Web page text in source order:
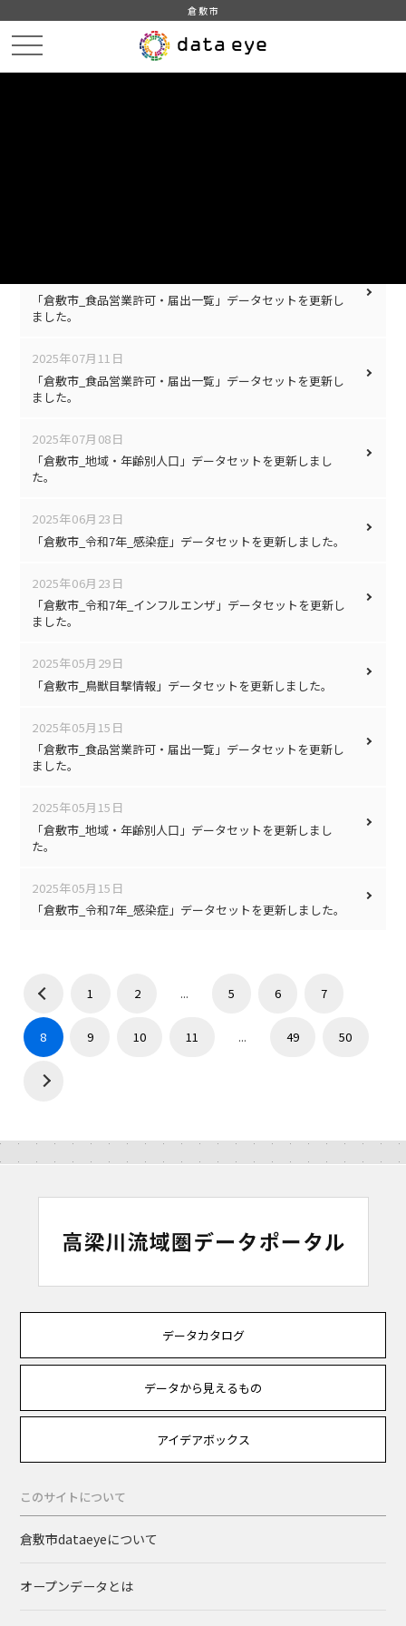
倉敷市
「倉敷市_食品営業許可・届出一覧」データセットを更新し
ました。
2025年07月11日
「倉敷市_食品営業許可・届出一覧」データセットを更新し
ました。
2025年07月08日
「倉敷市_地域・年齢別人口」データセットを更新しまし
た。
2025年06月23日
「倉敷市_令和7年_感染症」データセットを更新しました。
2025年06月23日
「倉敷市_令和7年_インフルエンザ」データセットを更新し
ました。
2025年05月29日
「倉敷市_鳥獣目撃情報」データセットを更新しました。
2025年05月15日
「倉敷市_食品営業許可・届出一覧」データセットを更新し
ました。
2025年05月15日
「倉敷市_地域・年齢別人口」データセットを更新しまし
た。
2025年05月15日
「倉敷市_令和7年_感染症」データセットを更新しました。
1 2 ... 5 6 7
8 9 10 11 ... 49 50
データカタログ
データから見えるもの
アイデアボックス
このサイトについて
倉敷市dataeyeについて
オープンデータとは